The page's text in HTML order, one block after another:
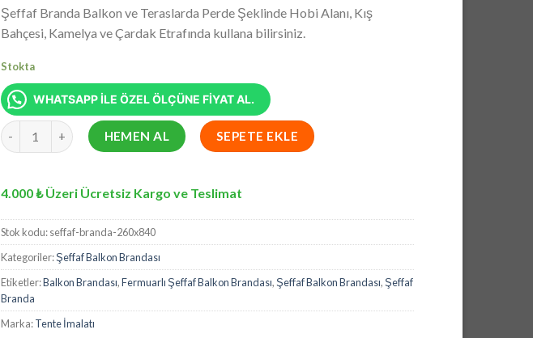
5 üzerinden
5.00puan
aldı
₺17.130,00.fiyat:
₺13.704,00.
Şeffaf Branda Balkon ve Teraslarda Perde Şeklinde Hobi Alanı, Kış
Bahçesi, Kamelya ve Çardak Etrafında kullana bilirsiniz.
Stokta
WHATSAPP İLE ÖZEL ÖLÇÜNE FİYAT AL.
260x840 cm Şeffaf Balkon Brandası, Fermuarlı Şeffaf Balkon Brandası, Şeffaf Branda adet
HEMEN AL SEPETE EKLE
4.000 ₺ Üzeri Ücretsiz Kargo ve Teslimat
Stok kodu:seffaf-branda-260x840
Kategoriler:Şeffaf Balkon Brandası
Etiketler:Balkon Brandası,Fermuarlı Şeffaf Balkon Brandası,Şeffaf Balkon Brandası,Şeffaf
Branda
Marka:Tente İmalatı